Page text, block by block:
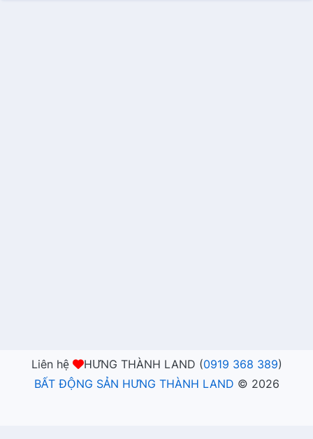
Liên hệ HƯNG THÀNH LAND (0919 368 389)
BẤT ĐỘNG SẢN HƯNG THÀNH LAND © 2026